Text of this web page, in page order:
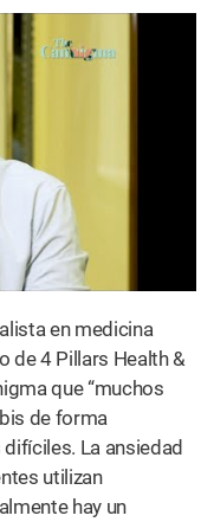
en medicina
de 4 Pillars Health &
que “muchos
de forma
La ansiedad
utilizan
hay un